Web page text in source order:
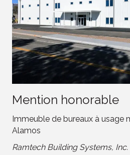
Mention honorable
Immeuble de bureaux à usage
Alamos
Ramtech Building Systems, Inc.